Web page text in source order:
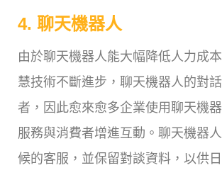
4. 聊天機器人
由於聊天機器人能大幅降低人力成
慧技術不斷進步，聊天機器人的對
者，因此愈來愈多企業使用聊天機
服務與消費者增進互動。聊天機器
候的客服，並保留對談資料，以供